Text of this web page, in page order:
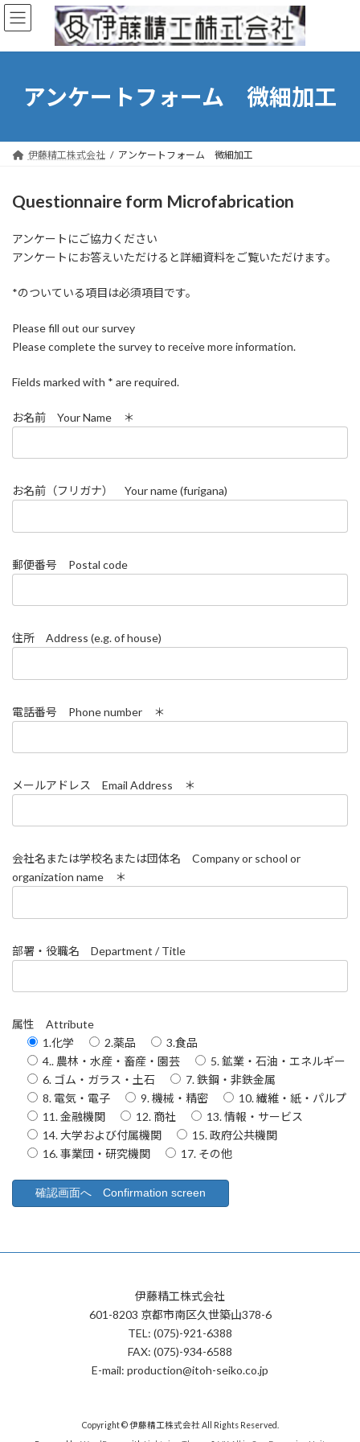
コ
ン
ン
ナ
ビ
ー
アンケートフォーム 微細加工
伊藤精工株式会社 アンケートフォーム 微細加工
Questionnaire form Microfabrication
アンケートにご協力ください
アンケートにお答えいただけると詳細資料をご覧いただけます。
*のついている項目は必須項目です。
Please fill out our survey
Please complete the survey to receive more information.
Fields marked with * are required.
お名前 Your Name ＊
お名前（フリガナ） Your name (furigana)
郵便番号 Postal code
住所 Address (e.g. of house)
電話番号 Phone number ＊
メールアドレス Email Address ＊
会社名または学校名または団体名 Company or school or
organization name ＊
部署・役職名 Department / Title
属性 Attribute
1.化学
2.薬品
3.食品
4.. 農林・水産・畜産・園芸
5. 鉱業・石油・エネルギー
6. ゴム・ガラス・土石
7. 鉄鋼・非鉄金属
8. 電気・電子
9. 機械・精密
10. 繊維・紙・パルプ
11. 金融機関
12. 商社
13. 情報・サービス
14. 大学および付属機関
15. 政府公共機関
16. 事業団・研究機関
17. その他
伊藤精工株式会社
601-8203 京都市南区久世築山378-6
TEL: (075)-921-6388
FAX: (075)-934-6588
E-mail: production@itoh-seiko.co.jp
Copyright © 伊藤精工株式会社 All Rights Reserved.